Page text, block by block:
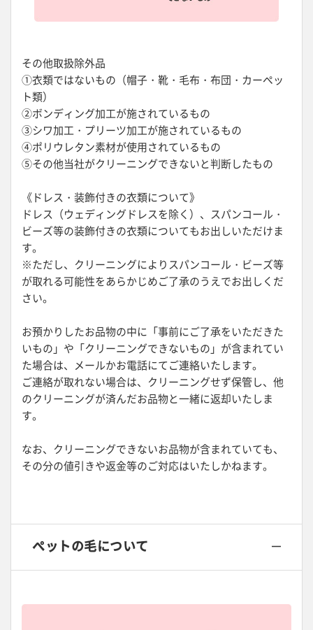
その他取扱除外品
①衣類ではないもの（帽子・靴・毛布・布団・カーペッ
ト類）
②ボンディング加工が施されているもの
③シワ加工・プリーツ加工が施されているもの
④ポリウレタン素材が使用されているもの
⑤その他当社がクリーニングできないと判断したもの
《ドレス・装飾付きの衣類について》
ドレス（ウェディングドレスを除く）、スパンコール・
ビーズ等の装飾付きの衣類についてもお出しいただけま
す。
※ただし、クリーニングによりスパンコール・ビーズ等
が取れる可能性をあらかじめご了承のうえでお出しくだ
さい。
お預かりしたお品物の中に「事前にご了承をいただきた
いもの」や「クリーニングできないもの」が含まれてい
た場合は、メールかお電話にてご連絡いたします。
ご連絡が取れない場合は、クリーニングせず保管し、他
のクリーニングが済んだお品物と一緒に返却いたしま
す。
なお、クリーニングできないお品物が含まれていても、
その分の値引きや返金等のご対応はいたしかねます。
ペットの毛について